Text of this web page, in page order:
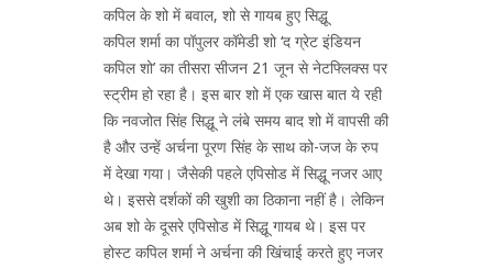
कपिल के शो में बवाल, शो से गायब हुए सिद्धू
कपिल शर्मा का पॉपुलर कॉमेडी शो ‘द ग्रेट इंडियन
कपिल शो’ का तीसरा सीजन 21 जून से नेटफ्लिक्स पर
स्ट्रीम हो रहा है। इस बार शो में एक खास बात ये रही
कि नवजोत सिंह सिद्धू ने लंबे समय बाद शो में वापसी की
है और उन्हें अर्चना पूरण सिंह के साथ को-जज के रुप
में देखा गया। जैसेकी पहले एपिसोड में सिद्धू नजर आए
थे। इससे दर्शकों की खुशी का ठिकाना नहीं है। लेकिन
अब शो के दूसरे एपिसोड में सिद्धू गायब थे। इस पर
होस्ट कपिल शर्मा ने अर्चना की खिंचाई करते हुए नजर